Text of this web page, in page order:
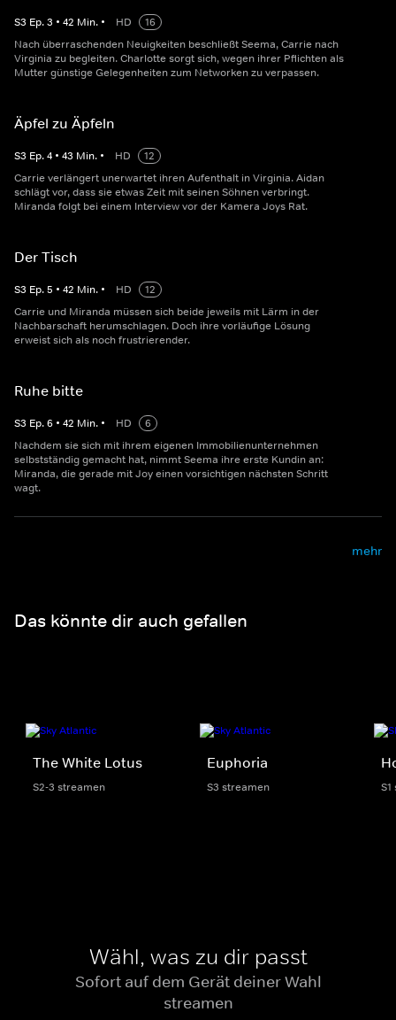
S3 Ep.3 • 42 Min. • HD
16
Nach überraschenden Neuigkeiten beschließt Seema, Carrie nach
Virginia zu begleiten. Charlotte sorgt sich, wegen ihrer Pflichten als
Mutter günstige Gelegenheiten zum Networken zu verpassen.
Äpfel zu Äpfeln
S3 Ep.4 • 43 Min. • HD
12
Carrie verlängert unerwartet ihren Aufenthalt in Virginia. Aidan
schlägt vor, dass sie etwas Zeit mit seinen Söhnen verbringt.
Miranda folgt bei einem Interview vor der Kamera Joys Rat.
Der Tisch
S3 Ep.5 • 42 Min. • HD
12
Carrie und Miranda müssen sich beide jeweils mit Lärm in der
Nachbarschaft herumschlagen. Doch ihre vorläufige Lösung
erweist sich als noch frustrierender.
Ruhe bitte
S3 Ep.6 • 42 Min. • HD
6
Nachdem sie sich mit ihrem eigenen Immobilienunternehmen
selbstständig gemacht hat, nimmt Seema ihre erste Kundin an:
Miranda, die gerade mit Joy einen vorsichtigen nächsten Schritt
wagt.
mehr
Das könnte dir auch gefallen
The White Lotus
S2-3 streamen
Euphoria
S3 streamen
Wähl, was zu dir passt
Sofort auf dem Gerät deiner Wahl
streamen